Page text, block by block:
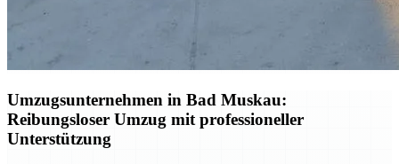
Umzugsunternehmen in Bad Muskau:
Reibungsloser Umzug mit professioneller
Unterstützung